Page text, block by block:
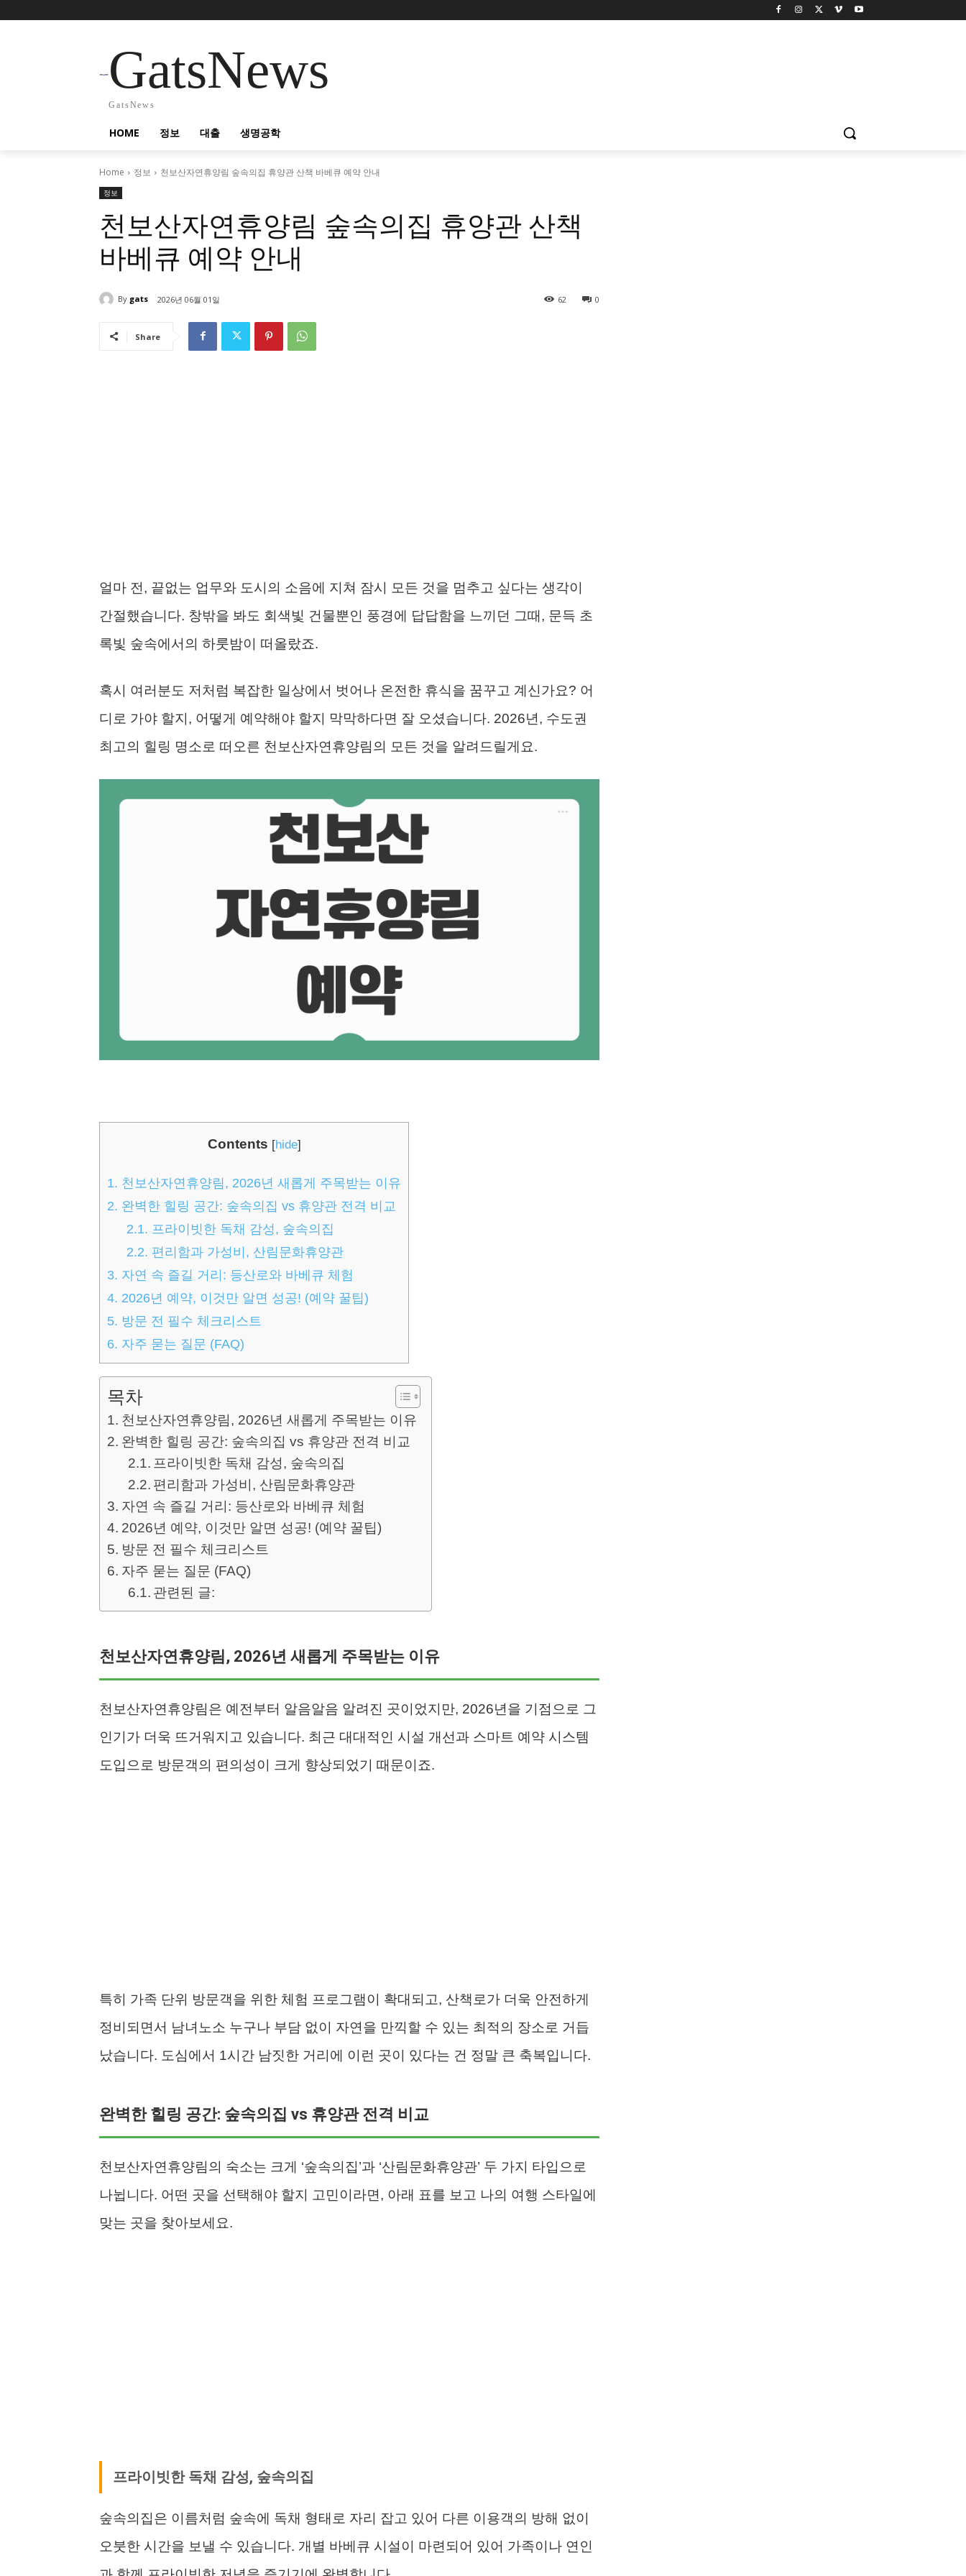
GatsNews
GatsNews
HOME 정보 대출 생명공학
Home 정보 천보산자연휴양림 숲속의집 휴양관 산책 바베큐 예약 안내
정보
천보산자연휴양림 숲속의집 휴양관 산책
바베큐 예약 안내
By gats 2026년 06월 01일 0
62
Share
얼마 전, 끝없는 업무와 도시의 소음에 지쳐 잠시 모든 것을 멈추고 싶다는 생각이
간절했습니다. 창밖을 봐도 회색빛 건물뿐인 풍경에 답답함을 느끼던 그때, 문득 초
록빛 숲속에서의 하룻밤이 떠올랐죠.
혹시 여러분도 저처럼 복잡한 일상에서 벗어나 온전한 휴식을 꿈꾸고 계신가요? 어
디로 가야 할지, 어떻게 예약해야 할지 막막하다면 잘 오셨습니다. 2026년, 수도권
최고의 힐링 명소로 떠오른 천보산자연휴양림의 모든 것을 알려드릴게요.
Contents [hide]
1. 천보산자연휴양림, 2026년 새롭게 주목받는 이유
2. 완벽한 힐링 공간: 숲속의집 vs 휴양관 전격 비교
2.1. 프라이빗한 독채 감성, 숲속의집
2.2. 편리함과 가성비, 산림문화휴양관
3. 자연 속 즐길 거리: 등산로와 바베큐 체험
4. 2026년 예약, 이것만 알면 성공! (예약 꿀팁)
5. 방문 전 필수 체크리스트
6. 자주 묻는 질문 (FAQ)
목차
천보산자연휴양림, 2026년 새롭게 주목받는 이유
완벽한 힐링 공간: 숲속의집 vs 휴양관 전격 비교
프라이빗한 독채 감성, 숲속의집
편리함과 가성비, 산림문화휴양관
자연 속 즐길 거리: 등산로와 바베큐 체험
2026년 예약, 이것만 알면 성공! (예약 꿀팁)
방문 전 필수 체크리스트
자주 묻는 질문 (FAQ)
관련된 글:
천보산자연휴양림, 2026년 새롭게 주목받는 이유
천보산자연휴양림은 예전부터 알음알음 알려진 곳이었지만, 2026년을 기점으로 그
인기가 더욱 뜨거워지고 있습니다. 최근 대대적인 시설 개선과 스마트 예약 시스템
도입으로 방문객의 편의성이 크게 향상되었기 때문이죠.
특히 가족 단위 방문객을 위한 체험 프로그램이 확대되고, 산책로가 더욱 안전하게
정비되면서 남녀노소 누구나 부담 없이 자연을 만끽할 수 있는 최적의 장소로 거듭
났습니다. 도심에서 1시간 남짓한 거리에 이런 곳이 있다는 건 정말 큰 축복입니다.
완벽한 힐링 공간: 숲속의집 vs 휴양관 전격 비교
천보산자연휴양림의 숙소는 크게 ‘숲속의집’과 ‘산림문화휴양관’ 두 가지 타입으로
나뉩니다. 어떤 곳을 선택해야 할지 고민이라면, 아래 표를 보고 나의 여행 스타일에
맞는 곳을 찾아보세요.
프라이빗한 독채 감성, 숲속의집
숲속의집은 이름처럼 숲속에 독채 형태로 자리 잡고 있어 다른 이용객의 방해 없이
오붓한 시간을 보낼 수 있습니다. 개별 바베큐 시설이 마련되어 있어 가족이나 연인